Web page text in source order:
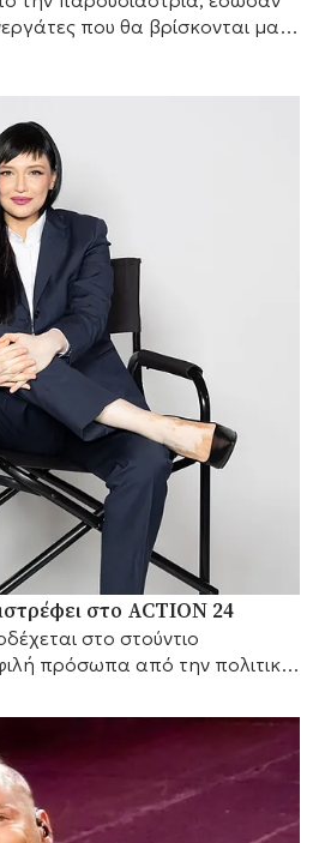
που θα βρίσκονται μαζί
στο ACTION 24
στο στούντιο
πρόσωπα από την πολιτική